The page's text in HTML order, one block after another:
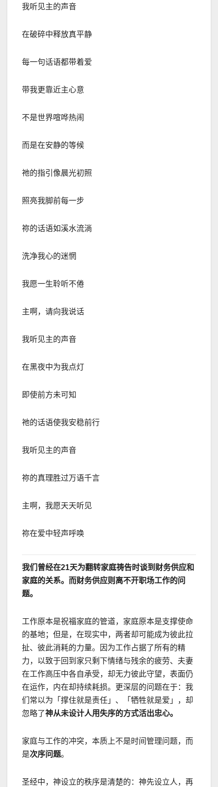
我听见主的声音
在破碎中释放真平静
每一句话语都带着爱
带我更靠近主心意
不是世界喧哗热闹
而是在安静的等候
祂的指引像晨光初照
照亮我脚前每一步
祢的话语如溪水流淌
洗净我心的迷惘
我愿一生聆听不倦
主啊，请向我说话
我听见主的声音
在黑夜中为我点灯
即使前方未可知
祂的话语使我安稳前行
我听见主的声音
祢的真理胜过万语千言
主啊，我愿天天听见
祢在爱中轻声呼唤
我们曾经在21天为翻转家庭祷告时谈到财务供应和
家庭的关系。而财务供应则离不开职场工作的问
题。
工作原本是祝福家庭的管道，家庭原本是支撑使命
的基地；但是，在现实中，两者却可能成为彼此拉
扯、彼此消耗的力量。因为工作占据了所有的精
力，以致于回到家只剩下情绪与残余的疲劳、夫妻
在工作高压中各自承受，却无力彼此守望，表面仍
在运作，内在却持续耗损。更深层的问题在于：我
们常以为「撑住就是责任」、「牺牲就是爱」，却
忽略了神从未设计人用失序的方式活出忠心。
家庭与工作的冲突，本质上不是时间管理问题，而
是次序问题。
圣经中，神设立的秩序是清楚的：神先设立人，再